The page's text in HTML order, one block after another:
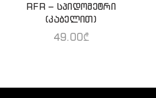
ᲙᲐᲚᲐᲗᲐᲨᲘ ᲓᲐᲛᲐᲢᲔᲑᲐ
RFR – სპიდომეტრი
(კაბელით)
49.00₾